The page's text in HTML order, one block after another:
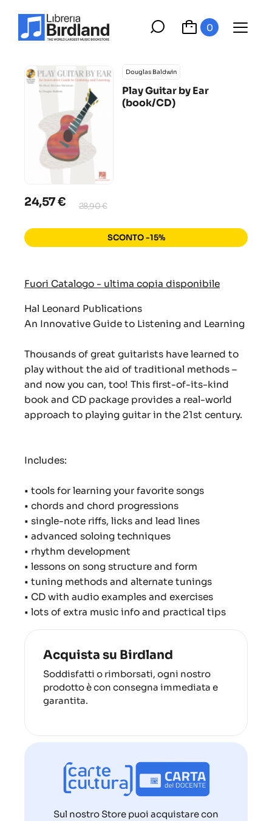
0
Douglas Baldwin
Play Guitar by Ear
(book/CD)
24,57 € 28,90 €
SCONTO -15%
Fuori Catalogo - ultima copia disponibile
Hal Leonard Publications
An Innovative Guide to Listening and Learning
Thousands of great guitarists have learned to
play without the aid of traditional methods –
and now you can, too! This first-of-its-kind
book and CD package provides a real-world
approach to playing guitar in the 21st century.
Includes:
• tools for learning your favorite songs
• chords and chord progressions
• single-note riffs, licks and lead lines
• advanced soloing techniques
• rhythm development
• lessons on song structure and form
• tuning methods and alternate tunings
• CD with audio examples and exercises
• lots of extra music info and practical tips
Acquista su Birdland
Soddisfatti o rimborsati, ogni nostro
prodotto è con consegna immediata e
garantita.
Sul nostro Store puoi acquistare con